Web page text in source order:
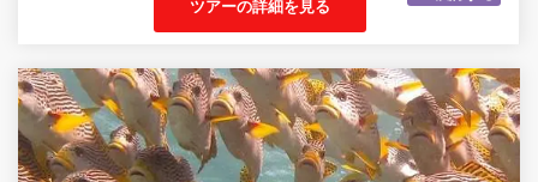
ツアーの詳細を見る